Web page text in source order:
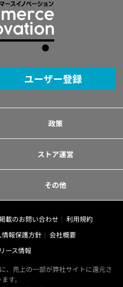
ユーザー登録
政策
ストア運営
その他
載のお問い合わせ
利用規約
情報保護方針
会社概要
ース情報
、売上の一部が弊社サイトに還元さ
す。